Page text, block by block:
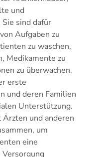
und
sind dafür
Aufgaben zu
zu waschen,
Medikamente zu
zu überwachen.
erste
und deren Familien
Unterstützung.
und anderen
um
eine